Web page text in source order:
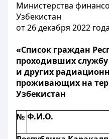
Министерства
Узбекистан
от 26 декабря 2022
«Список граждан
проходивших
и других
проживающих на
Узбекистан
№ Ф.И.О.